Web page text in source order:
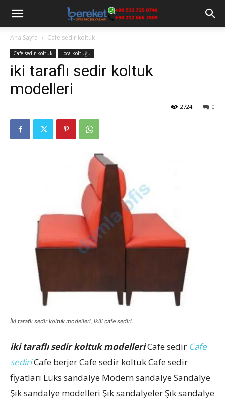
Ana Sayfa Cafe sedir koltuk
Cafe sedir koltuk Loca koltuğu
iki taraflı sedir koltuk
modelleri
0
2724
İki taraflı sedir koltuk modelleri, ikili cafe sediri.
iki taraflı sedir koltuk modelleriCafe sedir Cafe
sediriCafe berjer Cafe sedir koltuk Cafe sedir
fiyatları Lüks sandalye Modern sandalye Sandalye
Şık sandalye modelleri Şık sandalyeler Şık sandalye